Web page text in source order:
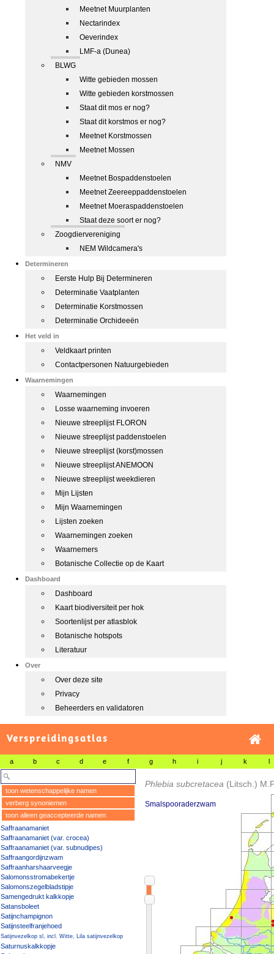
Meetnet Muurplanten
Nectarindex
Oeverindex
LMF-a (Dunea)
BLWG
Witte gebieden mossen
Witte gebieden korstmossen
Staat dit mos er nog?
Staat dit korstmos er nog?
Meetnet Korstmossen
Meetnet Mossen
NMV
Meetnet Bospaddenstoelen
Meetnet Zeereeppaddenstoelen
Meetnet Moeraspaddenstoelen
Staat deze soort er nog?
Zoogdiervereniging
NEM Wildcamera's
Determineren
Eerste Hulp Bij Determineren
Determinatie Vaatplanten
Determinatie Korstmossen
Determinatie Orchideeën
Het veld in
Veldkaart printen
Contactpersonen Natuurgebieden
Waarnemingen
Waarnemingen
Losse waarneming invoeren
Nieuwe streeplijst FLORON
Nieuwe streeplijst paddenstoelen
Nieuwe streeplijst (korst)mossen
Nieuwe streeplijst ANEMOON
Nieuwe streeplijst weekdieren
Mijn Lijsten
Mijn Waarnemingen
Lijsten zoeken
Waarnemingen zoeken
Waarnemers
Botanische Collectie op de Kaart
Dashboard
Dashboard
Kaart biodiversiteit per hok
Soortenlijst per atlasblok
Botanische hotspots
Literatuur
Over
Over deze site
Privacy
Beheerders en validatoren
Verspreidingsatlas
a b c d e f g h i j k l
toon wetenschappelijke namen
verberg synoniemen
toon alleen geaccepteerde namen
Saffraanamaniet
Saffraanamaniet (var. crocea)
Saffraanamaniet (var. subnudipes)
Saffraangordijnzwam
Saffraanharshaarveegje
Salomonsstromabekertje
Salomonszegelbladstipje
Samengedrukt kalkkopje
Satansboleet
Satijnchampignon
Satijnsteelfranjehoed
Satijnvezelkop sl, incl. Witte, Lila satijnvezelkop
Saturnuskalkkopje
Phlebia subcretacea (Litsch.)
Smalspooraderzwam